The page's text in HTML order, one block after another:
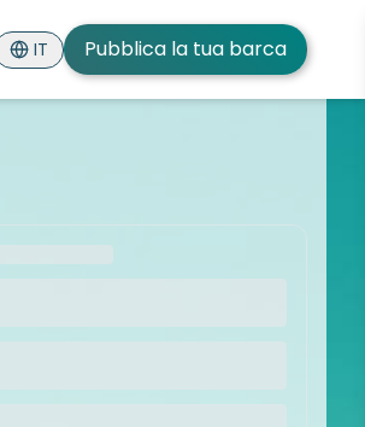
IT Pubblica la tua barca